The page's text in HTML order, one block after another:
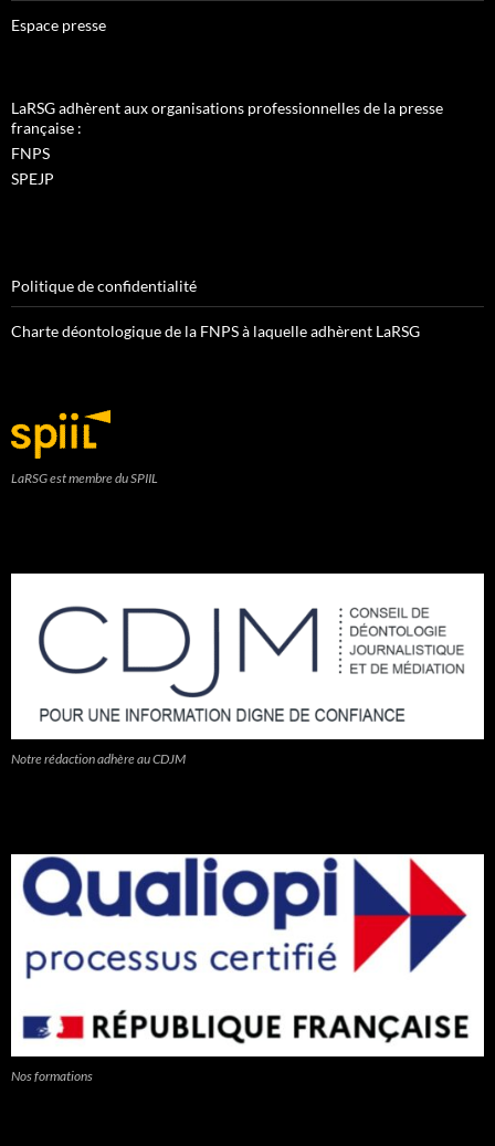
Espace presse
LaRSG adhèrent aux organisations professionnelles de la presse
française :
FNPS
SPEJP
Politique de confidentialité
Charte déontologique de la FNPS à laquelle adhèrent LaRSG
LaRSG est membre du SPIIL
Notre rédaction adhère au CDJM
Nos formations